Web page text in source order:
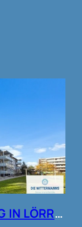
3-ZIMMER-WOHNUNG IN LÖRRACH !!!